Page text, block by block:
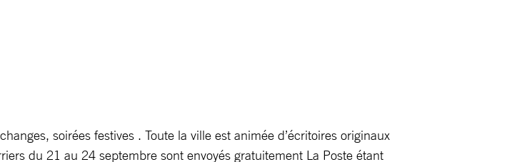
soirées festives . Toute la ville est animée d’écritoires originaux
du 21 au 24 septembre sont envoyés gratuitement La Poste étant